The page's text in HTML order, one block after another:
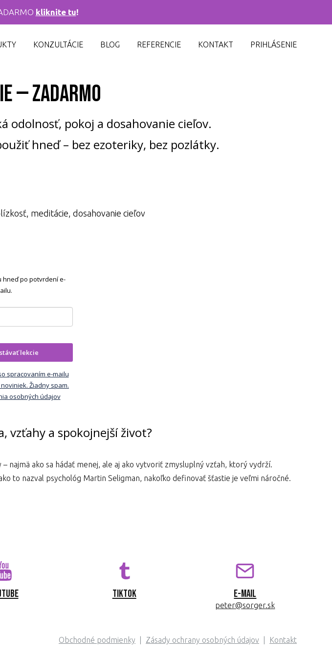
kliknite tu!
KONZULTÁCIE BLOG REFERENCIE KONTAKT PRIHLÁSENIE
— zadarmo
odolnosť, pokoj a dosahovanie cieľov.
hneď – bez ezoteriky, bez pozlátky.
meditácie, dosahovanie cieľov
hneď po potvrdení e-
lekcie
spracovaním e-mailu
Žiadny spam.
osobných údajov
vzťahy a spokojnejší život?
najmä ako sa hádať menej, ale aj ako vytvoriť zmysluplný vzťah, ktorý vydrží.
to nazval psychológ Martin Seligman, nakoľko definovať šťastie je veľmi náročné.
TikTok E-mail
peter@sorger.sk
Obchodné podmienky Zásady ochrany osobných údajov Kontakt